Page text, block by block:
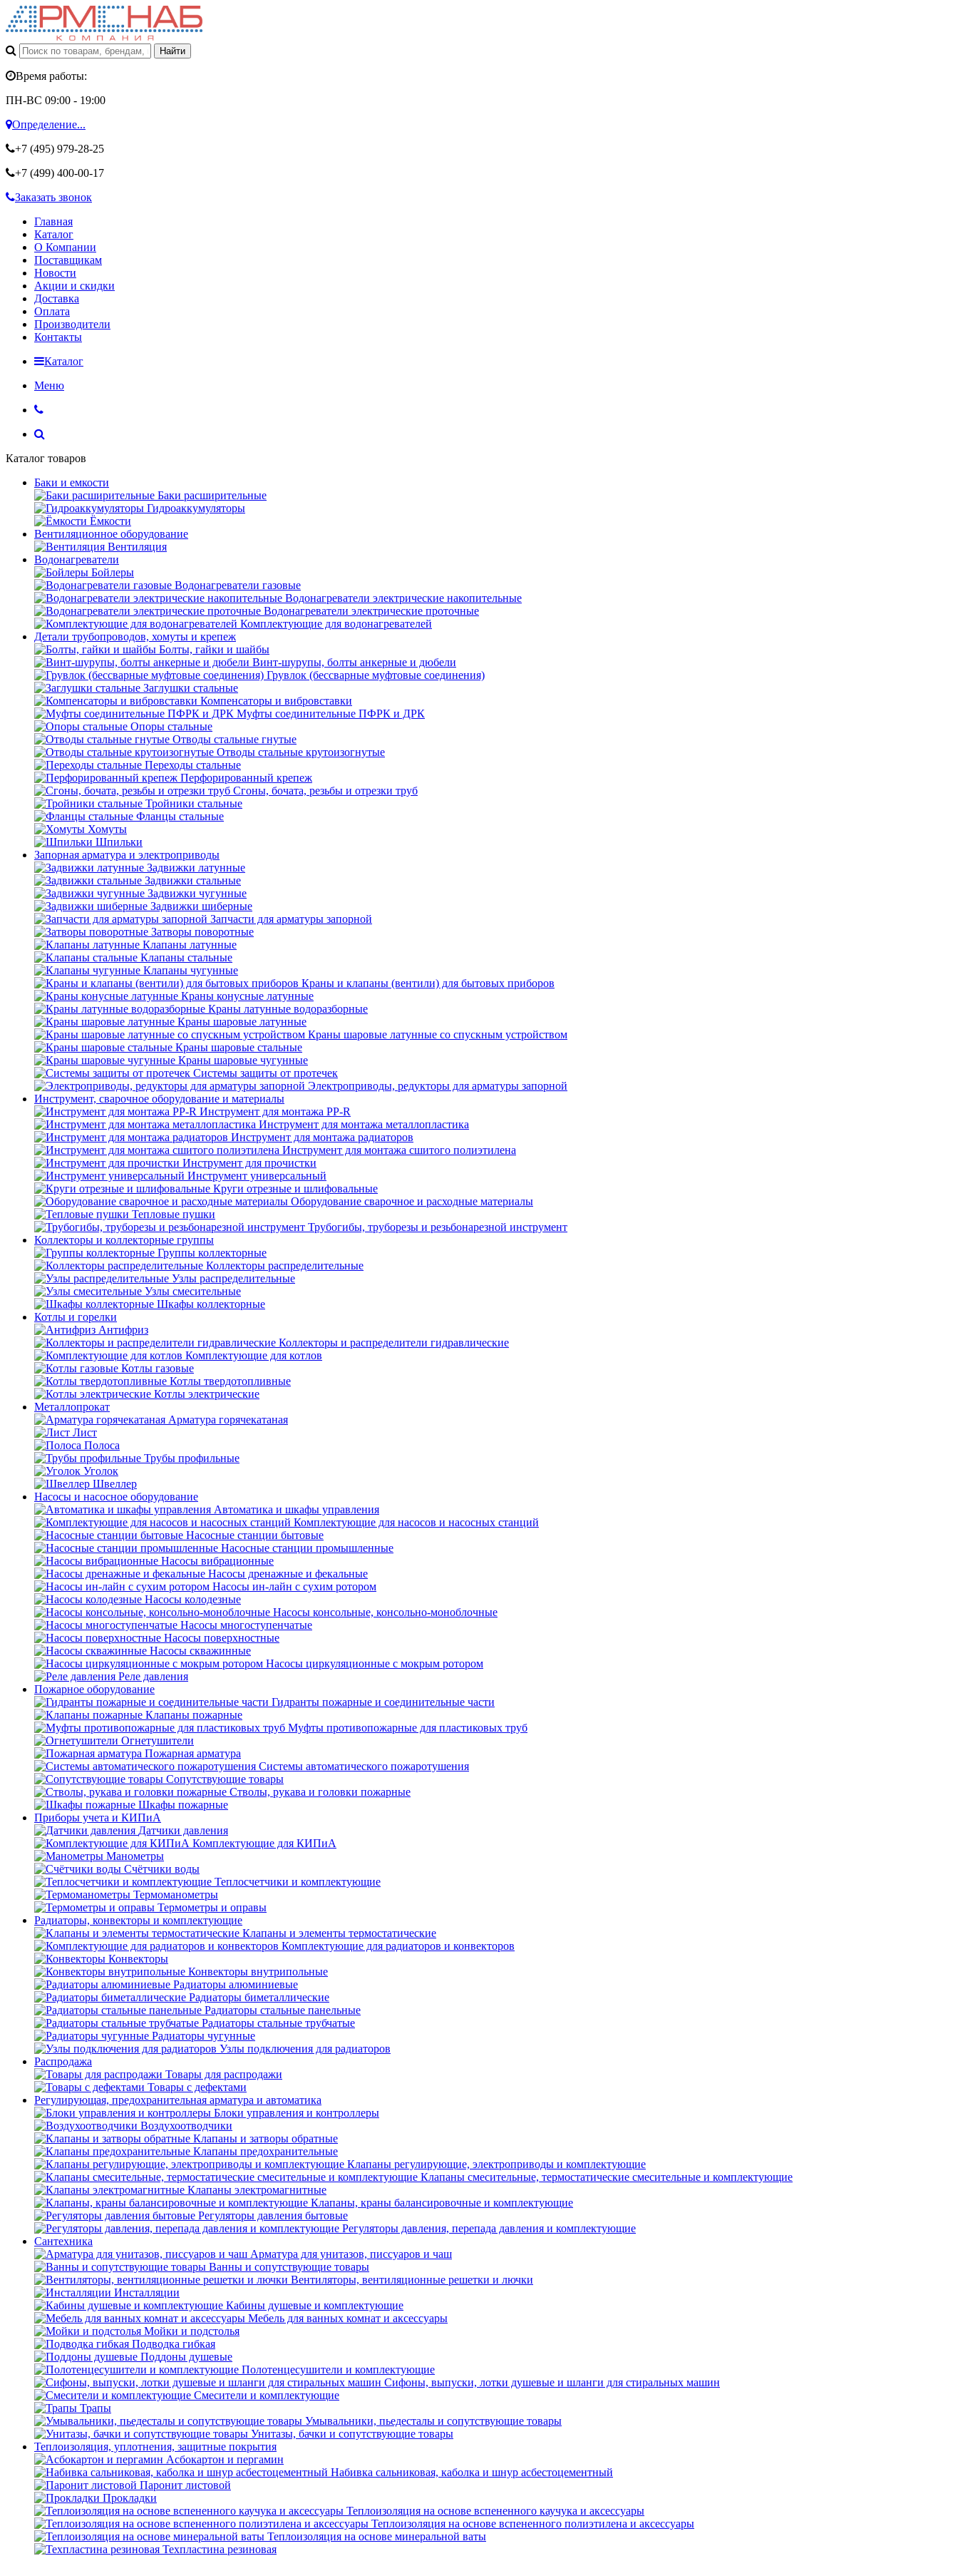
Время работы:
ПН-ВС 09:00 - 19:00
Определение...
+7 (495) 979-28-25
+7 (499) 400-00-17
Заказать звонок
Главная
Каталог
О Компании
Поставщикам
Новости
Акции и скидки
Доставка
Оплата
Производители
Контакты
Каталог
Меню
Каталог товаров
Баки и емкости
Баки расширительные
Гидроаккумуляторы
Ёмкости
Вентиляционное оборудование
Вентиляция
Водонагреватели
Бойлеры
Водонагреватели газовые
Водонагреватели электрические накопительные
Водонагреватели электрические проточные
Комплектующие для водонагревателей
Детали трубопроводов, хомуты и крепеж
Болты, гайки и шайбы
Винт-шурупы, болты анкерные и дюбели
Грувлок (бессварные муфтовые соединения)
Заглушки стальные
Компенсаторы и вибровставки
Муфты соединительные ПФРК и ДРК
Опоры стальные
Отводы стальные гнутые
Отводы стальные крутоизогнутые
Переходы стальные
Перфорированный крепеж
Сгоны, бочата, резьбы и отрезки труб
Тройники стальные
Фланцы стальные
Хомуты
Шпильки
Запорная арматура и электроприводы
Задвижки латунные
Задвижки стальные
Задвижки чугунные
Задвижки шиберные
Запчасти для арматуры запорной
Затворы поворотные
Клапаны латунные
Клапаны стальные
Клапаны чугунные
Краны и клапаны (вентили) для бытовых приборов
Краны конусные латунные
Краны латунные водоразборные
Краны шаровые латунные
Краны шаровые латунные со спускным устройством
Краны шаровые стальные
Краны шаровые чугунные
Системы защиты от протечек
Электроприводы, редукторы для арматуры запорной
Инструмент, сварочное оборудование и материалы
Инструмент для монтажа PP-R
Инструмент для монтажа металлопластика
Инструмент для монтажа радиаторов
Инструмент для монтажа сшитого полиэтилена
Инструмент для прочистки
Инструмент универсальный
Круги отрезные и шлифовальные
Оборудование сварочное и расходные материалы
Тепловые пушки
Трубогибы, труборезы и резьбонарезной инструмент
Коллекторы и коллекторные группы
Группы коллекторные
Коллекторы распределительные
Узлы распределительные
Узлы смесительные
Шкафы коллекторные
Котлы и горелки
Антифриз
Коллекторы и распределители гидравлические
Комплектующие для котлов
Котлы газовые
Котлы твердотопливные
Котлы электрические
Металлопрокат
Арматура горячекатаная
Лист
Полоса
Трубы профильные
Уголок
Швеллер
Насосы и насосное оборудование
Автоматика и шкафы управления
Комплектующие для насосов и насосных станций
Насосные станции бытовые
Насосные станции промышленные
Насосы вибрационные
Насосы дренажные и фекальные
Насосы ин-лайн с сухим ротором
Насосы колодезные
Насосы консольные, консольно-моноблочные
Насосы многоступенчатые
Насосы поверхностные
Насосы скважинные
Насосы циркуляционные с мокрым ротором
Реле давления
Пожарное оборудование
Гидранты пожарные и соединительные части
Клапаны пожарные
Муфты противопожарные для пластиковых труб
Огнетушители
Пожарная арматура
Системы автоматического пожаротушения
Сопутствующие товары
Стволы, рукава и головки пожарные
Шкафы пожарные
Приборы учета и КИПиА
Датчики давления
Комплектующие для КИПиА
Манометры
Счётчики воды
Теплосчетчики и комплектующие
Термоманометры
Термометры и оправы
Радиаторы, конвекторы и комплектующие
Клапаны и элементы термостатические
Комплектующие для радиаторов и конвекторов
Конвекторы
Конвекторы внутрипольные
Радиаторы алюминиевые
Радиаторы биметаллические
Радиаторы стальные панельные
Радиаторы стальные трубчатые
Радиаторы чугунные
Узлы подключения для радиаторов
Распродажа
Товары для распродажи
Товары с дефектами
Регулирующая, предохранительная арматура и автоматика
Блоки управления и контроллеры
Воздухоотводчики
Клапаны и затворы обратные
Клапаны предохранительные
Клапаны регулирующие, электроприводы и комплектующие
Клапаны смесительные, термостатические смесительные и комплектующие
Клапаны электромагнитные
Клапаны, краны балансировочные и комплектующие
Регуляторы давления бытовые
Регуляторы давления, перепада давления и комплектующие
Сантехника
Арматура для унитазов, писсуаров и чаш
Ванны и сопутствующие товары
Вентиляторы, вентиляционные решетки и лючки
Инсталляции
Кабины душевые и комплектующие
Мебель для ванных комнат и аксессуары
Мойки и подстолья
Подводка гибкая
Поддоны душевые
Полотенцесушители и комплектующие
Сифоны, выпуски, лотки душевые и шланги для стиральных машин
Смесители и комплектующие
Трапы
Умывальники, пьедесталы и сопутствующие товары
Унитазы, бачки и сопутствующие товары
Теплоизоляция, уплотнения, защитные покрытия
Асбокартон и пергамин
Набивка сальниковая, каболка и шнур асбестоцементный
Паронит листовой
Прокладки
Теплоизоляция на основе вспененного каучука и аксессуары
Теплоизоляция на основе вспененного полиэтилена и аксессуары
Теплоизоляция на основе минеральной ваты
Техпластина резиновая